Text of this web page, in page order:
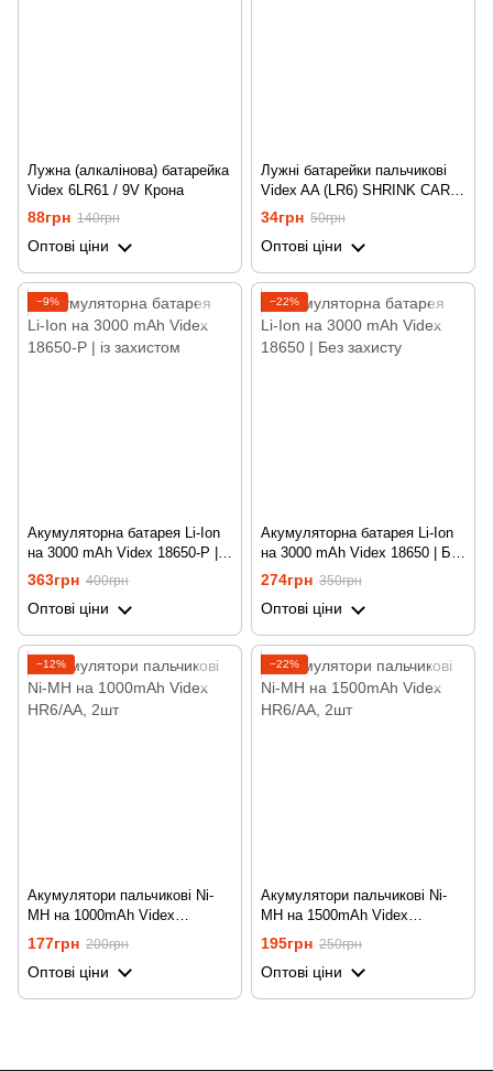
Лужна (алкалінова) батарейка
Videx 6LR61 / 9V Крона
88грн 140грн
Оптові ціни
Лужні батарейки пальчикові
Videx AA (LR6) SHRINK CARD,
2 шт
34грн 50грн
Оптові ціни
−9%
Акумуляторна батарея Li-Ion
на 3000 mAh Videx 18650-P | із
захистом
363грн 400грн
Оптові ціни
−22%
Акумуляторна батарея Li-Ion
на 3000 mAh Videx 18650 | Без
захисту
274грн 350грн
Оптові ціни
−12%
Акумулятори пальчикові Ni-
MH на 1000mAh Videx
HR6/AA, 2шт
177грн 200грн
Оптові ціни
−22%
Акумулятори пальчикові Ni-
MH на 1500mAh Videx
HR6/AA, 2шт
195грн 250грн
Оптові ціни